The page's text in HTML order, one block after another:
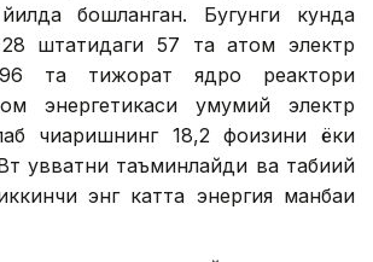
бошланган. Бугунги кунда
28 штатидаги 57 та атом электр
96 та тижорат ядро реактори
энергетикаси умумий электр
чиқаришнинг 18,2 фоизини ёки
қувватни таъминлайди ва табиий
энг катта энергия манбаи